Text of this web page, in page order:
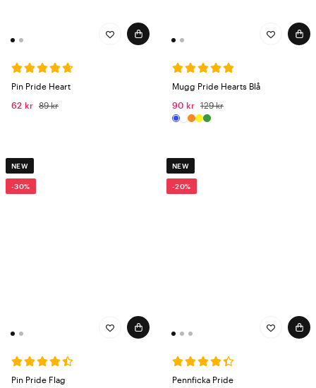
Pin Pride Heart
62 kr 89 kr
Mugg Pride Hearts Blå
90 kr 129 kr
NEW
-30%
Pin Pride Flag
NEW
-20%
Pennficka Pride